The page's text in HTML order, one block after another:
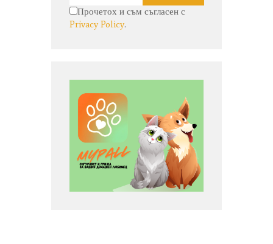
Прочетох и съм съгласен с
Privacy Policy.